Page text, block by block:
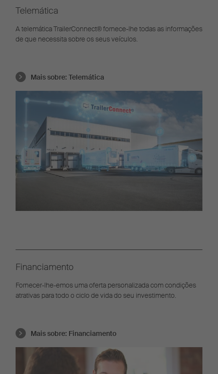
Telemática
A telemática TrailerConnect® fornece-lhe todas as informações
de que necessita sobre os seus veículos.
Mais sobre: Telemática
Financiamento
Fornecer-lhe-emos uma oferta personalizada com condições
atrativas para todo o ciclo de vida do seu investimento.
Mais sobre: Financiamento